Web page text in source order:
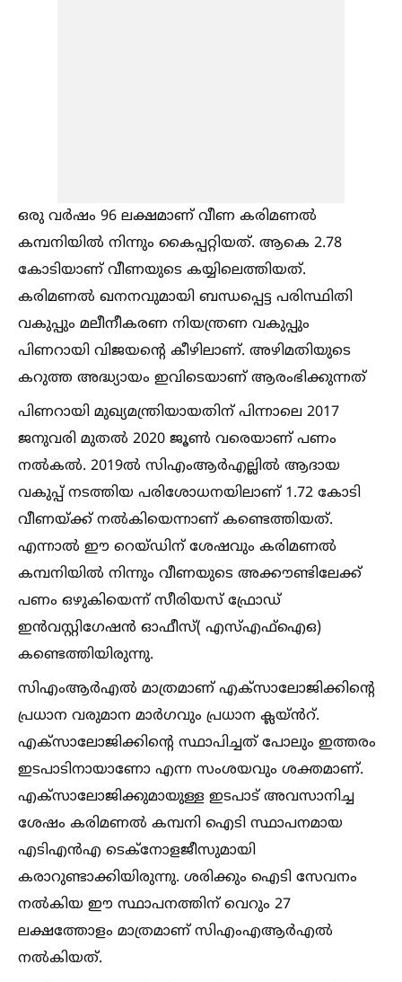
ഒരു വർഷം 96 ലക്ഷമാണ് വീണ കരിമണല്‍
കമ്പനിയില്‍ നിന്നും കൈപ്പറ്റിയത്. ആകെ 2.78
കോടിയാണ് വീണയുടെ കയ്യിലെത്തിയത്.
കരിമണല്‍ ഖനനവുമായി ബന്ധപ്പെട്ട പരിസ്ഥിതി
വകുപ്പും മലീനീകരണ നിയന്ത്രണ വകുപ്പും
പിണറായി വിജയന്റെ കീഴിലാണ്. അഴിമതിയുടെ
കറുത്ത അദ്ധ്യായം ഇവിടെയാണ് ആരംഭിക്കുന്നത്
പിണറായി മുഖ്യമന്ത്രിയായതിന് പിന്നാലെ 2017
ജനുവരി മുതല്‍ 2020 ജൂണ്‍ വരെയാണ് പണം
നല്‍കല്‍. 2019ല്‍ സിഎംആ‍ർഎല്ലില്‍ ആദായ
വകുപ്പ് നടത്തിയ പരിശോധനയിലാണ് 1.72 കോടി
വീണയ്‌ക്ക് നല്‍കിയെന്നാണ് കണ്ടെത്തിയത്.
എന്നാല്‍ ഈ റെയ്ഡിന് ശേഷവും കരിമണല്‍
കമ്പനിയില്‍ നിന്നും വീണയുടെ അക്കൗണ്ടിലേക്ക്
പണം ഒഴുകിയെന്ന് സീരിയസ് ഫ്രോഡ്
ഇൻവസ്റ്റിഗേഷൻ ഓഫീസ്( എസ്‌എഫ്‌ഐഒ)
കണ്ടെത്തിയിരുന്നു.
സിഎംആർഎല്‍ മാത്രമാണ് എക്സാലോജിക്കിന്റെ
പ്രധാന വരുമാന മാ‍ർഗവും പ്രധാന ക്ലയ്ൻറ്.
എക്സാലോജിക്കിന്റെ സ്ഥാപിച്ചത് പോലും ഇത്തരം
ഇടപാടിനായാണോ എന്ന സംശയവും ശക്തമാണ്.
എക്സാലോജിക്കുമായുള്ള ഇടപാട് അവസാനിച്ച
ശേഷം കരിമണല്‍ കമ്പനി ഐടി സ്ഥാപനമായ
എടിഎൻഎ ടെക്നോളജീസുമായി
കരാറുണ്ടാക്കിയിരുന്നു. ശരിക്കും ഐടി സേവനം
നല്‍കിയ ഈ സ്ഥാപനത്തിന് വെറും 27
ലക്ഷത്തോളം മാത്രമാണ് സിഎംഎആർഎല്‍
നല്‍കിയത്.